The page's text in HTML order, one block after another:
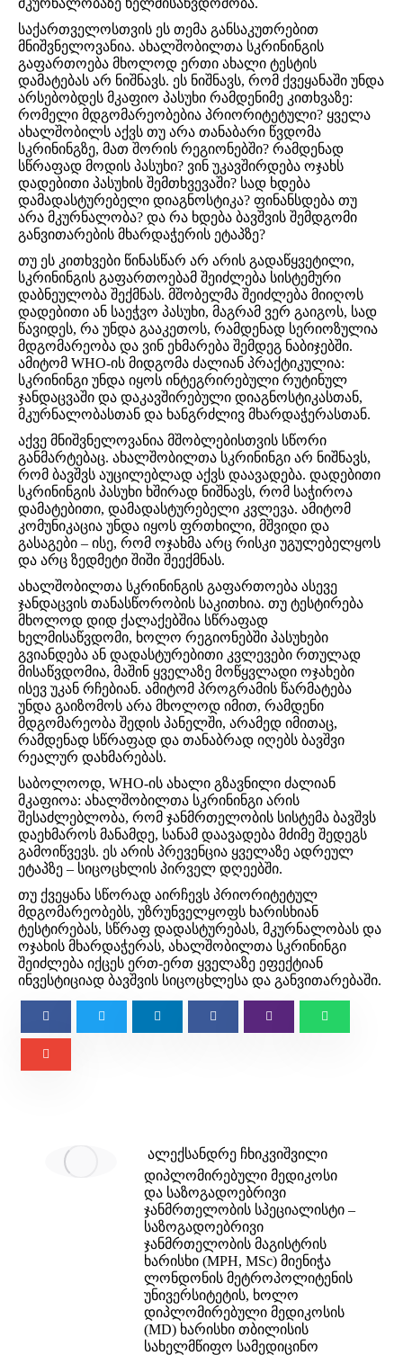
მკურნალობაზე ხელმისაწვდომობა.
საქართველოსთვის ეს თემა განსაკუთრებით
მნიშვნელოვანია. ახალშობილთა სკრინინგის
გაფართოება მხოლოდ ერთი ახალი ტესტის
დამატებას არ ნიშნავს. ეს ნიშნავს, რომ ქვეყანაში უნდა
არსებობდეს მკაფიო პასუხი რამდენიმე კითხვაზე:
რომელი მდგომარეობებია პრიორიტეტული? ყველა
ახალშობილს აქვს თუ არა თანაბარი წვდომა
სკრინინგზე, მათ შორის რეგიონებში? რამდენად
სწრაფად მოდის პასუხი? ვინ უკავშირდება ოჯახს
დადებითი პასუხის შემთხვევაში? სად ხდება
დამადასტურებელი დიაგნოსტიკა? ფინანსდება თუ
არა მკურნალობა? და რა ხდება ბავშვის შემდგომი
განვითარების მხარდაჭერის ეტაპზე?
თუ ეს კითხვები წინასწარ არ არის გადაწყვეტილი,
სკრინინგის გაფართოებამ შეიძლება სისტემური
დაბნეულობა შექმნას. მშობელმა შეიძლება მიიღოს
დადებითი ან საეჭვო პასუხი, მაგრამ ვერ გაიგოს, სად
წავიდეს, რა უნდა გააკეთოს, რამდენად სერიოზულია
მდგომარეობა და ვინ ეხმარება შემდეგ ნაბიჯებში.
ამიტომ WHO-ის მიდგომა ძალიან პრაქტიკულია:
სკრინინგი უნდა იყოს ინტეგრირებული რუტინულ
ჯანდაცვაში და დაკავშირებული დიაგნოსტიკასთან,
მკურნალობასთან და ხანგრძლივ მხარდაჭერასთან.
აქვე მნიშვნელოვანია მშობლებისთვის სწორი
განმარტებაც. ახალშობილთა სკრინინგი არ ნიშნავს,
რომ ბავშვს აუცილებლად აქვს დაავადება. დადებითი
სკრინინგის პასუხი ხშირად ნიშნავს, რომ საჭიროა
დამატებითი, დამადასტურებელი კვლევა. ამიტომ
კომუნიკაცია უნდა იყოს ფრთხილი, მშვიდი და
გასაგები – ისე, რომ ოჯახმა არც რისკი უგულებელყოს
და არც ზედმეტი შიში შეექმნას.
ახალშობილთა სკრინინგის გაფართოება ასევე
ჯანდაცვის თანასწორობის საკითხია. თუ ტესტირება
მხოლოდ დიდ ქალაქებშია სწრაფად
ხელმისაწვდომი, ხოლო რეგიონებში პასუხები
გვიანდება ან დადასტურებითი კვლევები რთულად
მისაწვდომია, მაშინ ყველაზე მოწყვლადი ოჯახები
ისევ უკან რჩებიან. ამიტომ პროგრამის წარმატება
უნდა გაიზომოს არა მხოლოდ იმით, რამდენი
მდგომარეობა შედის პანელში, არამედ იმითაც,
რამდენად სწრაფად და თანაბრად იღებს ბავშვი
რეალურ დახმარებას.
საბოლოოდ, WHO-ის ახალი გზავნილი ძალიან
მკაფიოა: ახალშობილთა სკრინინგი არის
შესაძლებლობა, რომ ჯანმრთელობის სისტემა ბავშვს
დაეხმაროს მანამდე, სანამ დაავადება მძიმე შედეგს
გამოიწვევს. ეს არის პრევენცია ყველაზე ადრეულ
ეტაპზე – სიცოცხლის პირველ დღეებში.
თუ ქვეყანა სწორად აირჩევს პრიორიტეტულ
მდგომარეობებს, უზრუნველყოფს ხარისხიან
ტესტირებას, სწრაფ დადასტურებას, მკურნალობას და
ოჯახის მხარდაჭერას, ახალშობილთა სკრინინგი
შეიძლება იქცეს ერთ-ერთ ყველაზე ეფექტიან
ინვესტიციად ბავშვის სიცოცხლესა და განვითარებაში.
ალექსანდრე ჩხიკვიშვილი
დიპლომირებული მედიკოსი
და საზოგადოებრივი
ჯანმრთელობის სპეციალისტი –
საზოგადოებრივი
ჯანმრთელობის მაგისტრის
ხარისხი (MPH, MSc) მიენიჭა
ლონდონის მეტროპოლიტენის
უნივერსიტეტის, ხოლო
დიპლომირებული მედიკოსის
(MD) ხარისხი თბილისის
სახელმწიფო სამედიცინო